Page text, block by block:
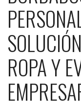
ROPA Y